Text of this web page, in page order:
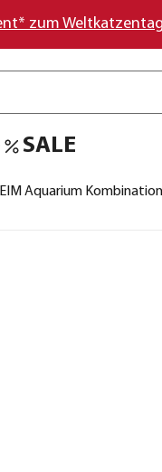
zum Weltkatzentag
SALE
Aquarium